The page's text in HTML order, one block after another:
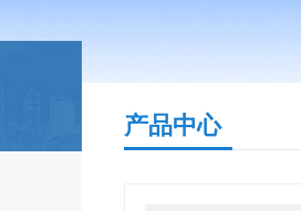
产品中心